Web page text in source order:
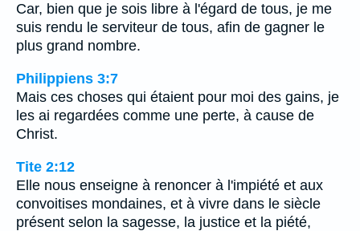
Car, bien que je sois libre à l'égard de tous, je me
suis rendu le serviteur de tous, afin de gagner le
plus grand nombre.
Philippiens 3:7
Mais ces choses qui étaient pour moi des gains, je
les ai regardées comme une perte, à cause de
Christ.
Tite 2:12
Elle nous enseigne à renoncer à l'impiété et aux
convoitises mondaines, et à vivre dans le siècle
présent selon la sagesse, la justice et la piété,